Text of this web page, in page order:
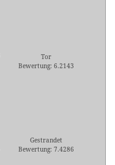
Tor
Bewertung: 6.2143
Gestrandet
Bewertung: 7.4286